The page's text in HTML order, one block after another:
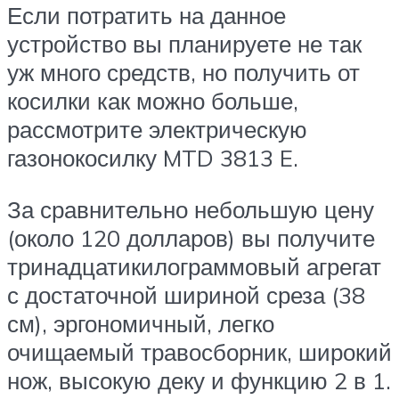
Если потратить на данное
устройство вы планируете не так
уж много средств, но получить от
косилки как можно больше,
рассмотрите электрическую
газонокосилку MTD 3813 E.
За сравнительно небольшую цену
(около 120 долларов) вы получите
тринадцатикилограммовый агрегат
с достаточной шириной среза (38
см), эргономичный, легко
очищаемый травосборник, широкий
нож, высокую деку и функцию 2 в 1.